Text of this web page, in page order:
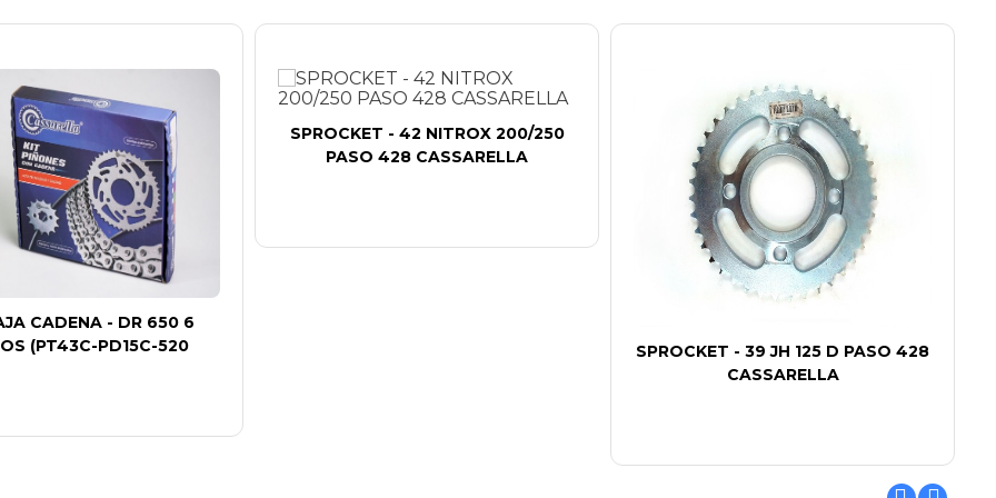
CADENA - DR 650 6
(PT43C-PD15C-520
SPROCKET - 42 NITROX 200/250
PASO 428 CASSARELLA
SPROCKET - 39 JH 125 D PASO 428
CASSARELLA